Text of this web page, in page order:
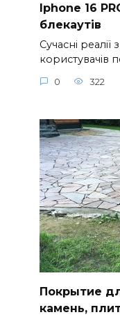
Iphone 16
блекаутів
Сучасні
користувачів
0 322
Покрытие
камень,